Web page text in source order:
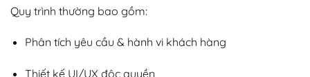
Quy trình thường bao gồm:
Phân tích yêu cầu & hành vi khách hàng
Thiết kế UI/UX độc quyền